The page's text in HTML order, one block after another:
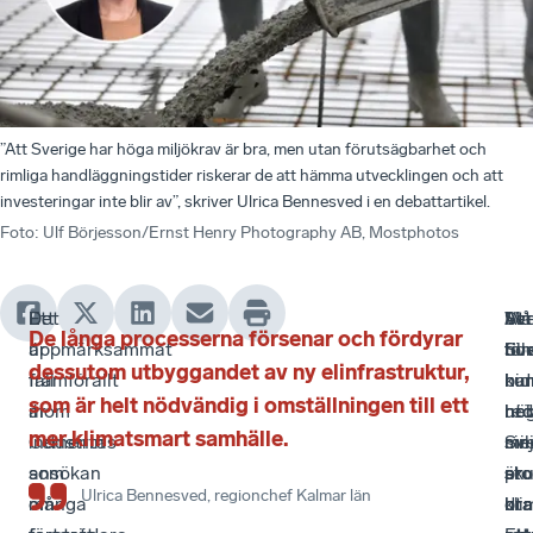
”Att Sverige har höga miljökrav är bra, men utan förutsägbarhet och
rimliga handläggningstider riskerar de att hämma utvecklingen och att
investeringar inte blir av”, skriver Ulrica Bennesved i en debattartikel.
Foto: Ulf Börjesson/Ernst Henry Photography AB, Mostphotos
Det
är
framförallt
inom
industrin
som
många
Ett
uppmärksammat
fall
är
Cementas
ansökan
om
De långa processerna försenar och fördyrar
dessutom utbyggandet av ny elinfrastruktur,
som är helt nödvändig i omställningen till ett
mer klimatsmart samhälle.
Ulrica Bennesved, regionchef Kalmar län
i
Att
har
är
sin